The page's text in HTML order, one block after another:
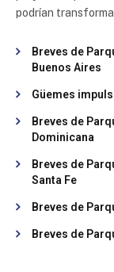
podrían
Breves de
Buenos Aires
Güemes
Breves de
Dominicana
Breves de
Santa Fe
Breves de
Breves de